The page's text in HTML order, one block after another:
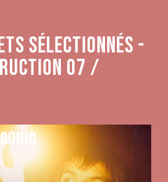
sélectionnés -
07 /